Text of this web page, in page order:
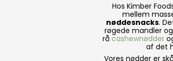
Hos Kimber
mellem
nøddesnacks.
røgede mandler
rå cashewnødder
af det
Vores nødder er